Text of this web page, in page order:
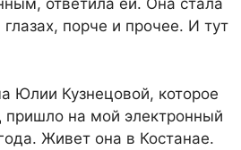
ответила ей. Она стала
порче и прочее. И тут
Юлии Кузнецовой, которое
пришло на мой электронный
Живет она в Костанае.